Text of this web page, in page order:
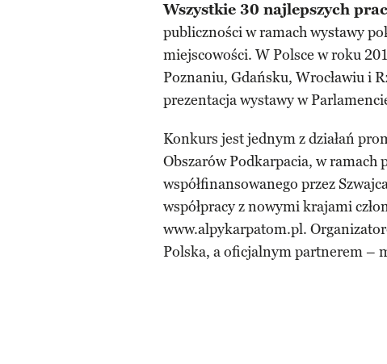
Wszystkie 30 najlepszych prac
publiczności w ramach wystawy
miejscowości. W Polsce w roku
Poznaniu, Gdańsku, Wrocławiu i
prezentacja wystawy w
Konkurs jest jednym z działań
Obszarów Podkarpacia, w ramach
współfinansowanego przez
współpracy z nowymi krajami
www.alpykarpatom.pl.
Polska, a oficjalnym partnerem –